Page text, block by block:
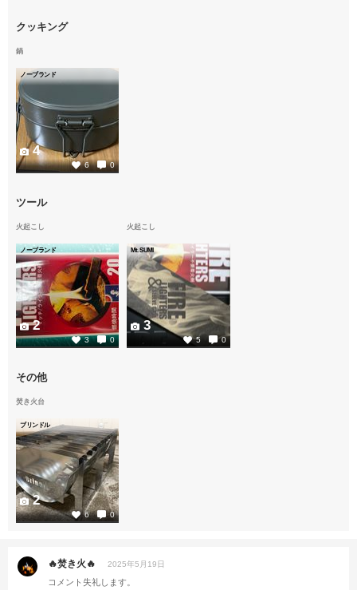
クッキング
鍋
ノーブランド
6 0
4
ツール
火起こし
ノーブランド
3 0
2
火起こし
Mt.SUMI
5 0
3
その他
焚き火台
ブリンドル
6 0
2
🔥焚き火🔥 2025年5月19日
コメント失礼します。